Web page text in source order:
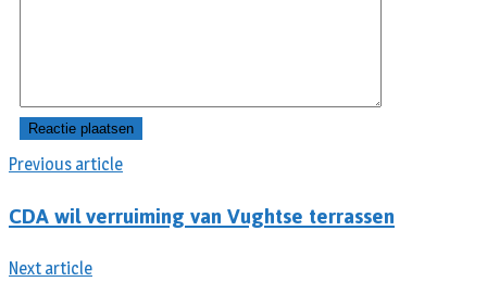
Previous article
CDA wil verruiming van Vughtse terrassen
Next article